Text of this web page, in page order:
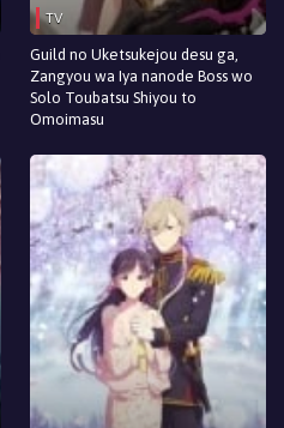
TV
Guild no Uketsukejou desu ga,
Zangyou wa Iya nanode Boss wo
Solo Toubatsu Shiyou to
Omoimasu